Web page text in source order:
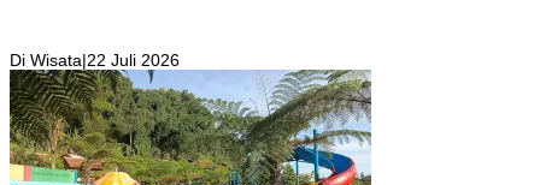
Di Wisata|22 Juli 2026